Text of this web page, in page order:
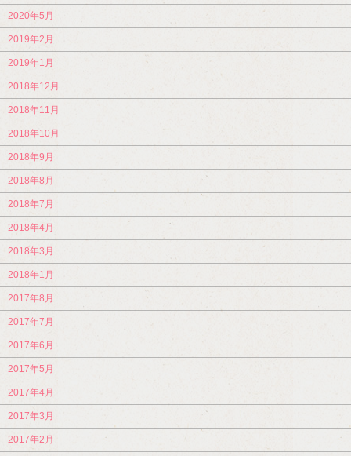
2020年5月
2019年2月
2019年1月
2018年12月
2018年11月
2018年10月
2018年9月
2018年8月
2018年7月
2018年4月
2018年3月
2018年1月
2017年8月
2017年7月
2017年6月
2017年5月
2017年4月
2017年3月
2017年2月